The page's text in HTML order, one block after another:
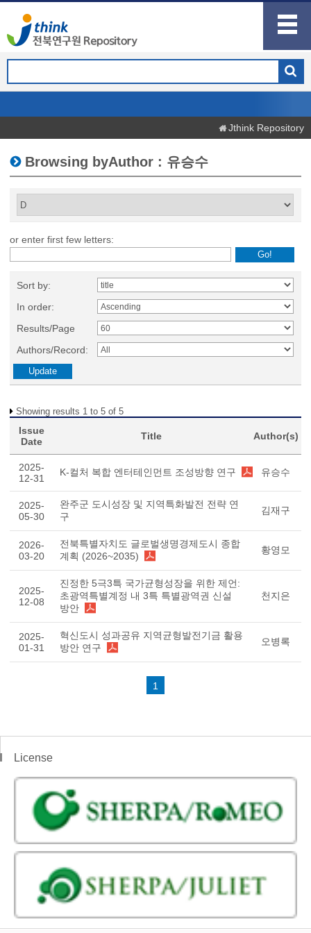
Jthink Repository
Browsing byAuthor : 유승수
or enter first few letters:
Sort by:
In order:
Results/Page
Authors/Record:
Showing results 1 to 5 of 5
Issue
Date
Title Author(s)
2025-
12-31
K-컬처 복합 엔터테인먼트 조성방향 연구 유승수
2025-
05-30
완주군 도시성장 및 지역특화발전 전략 연
구
김재구
2026-
03-20
전북특별자치도 글로벌생명경제도시 종합
계획 (2026~2035)
황영모
2025-
12-08
진정한 5극3특 국가균형성장을 위한 제언:
초광역특별계정 내 3특 특별광역권 신설
방안
천지은
2025-
01-31
혁신도시 성과공유 지역균형발전기금 활용
방안 연구
오병록
1
License